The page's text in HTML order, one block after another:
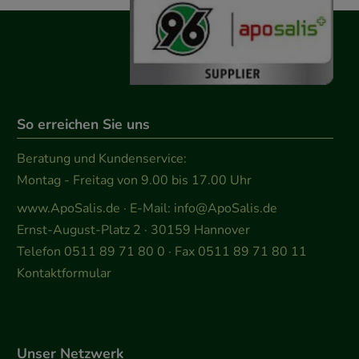
So erreichen Sie uns
Beratung und Kundenservice:
Montag - Freitag von 9.00 bis 17.00 Uhr
www.ApoSalis.de · E-Mail: info@ApoSalis.de
Ernst-August-Platz 2 · 30159 Hannover
Telefon 0511 89 71 80 0 · Fax 0511 89 71 80 11
Kontaktformular
Unser Netzwerk